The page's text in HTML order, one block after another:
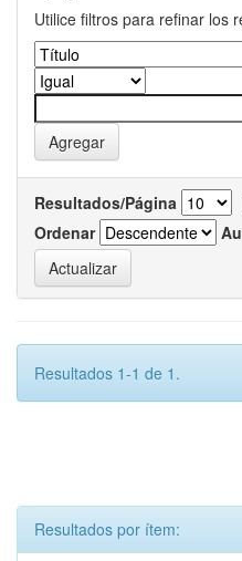
Utilice filtros para refinar los
Resultados/Página
Ordenar
Resultados 1-1 de 1.
Resultados por ítem: